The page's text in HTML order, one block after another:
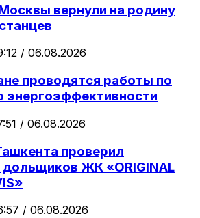
вернули на родину
/ 06.08.2026
проводятся работы по
/ 06.08.2026
проверил
ЖК «ORIGINAL
/ 06.08.2026